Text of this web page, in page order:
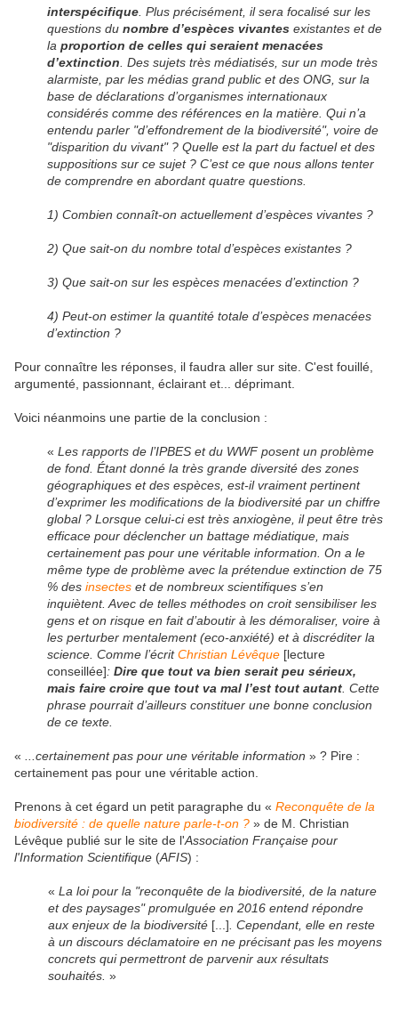
interspécifique . Plus précisément, il sera focalisé sur les
questions dunombre d’espèces vivantes existantes et de
laproportion de celles qui seraient menacées
d’extinction . Des sujets très médiatisés, sur un mode très
alarmiste, par les médias grand public et des ONG, sur la
base de déclarations d’organismes internationaux
considérés comme des références en la matière. Qui n’a
entendu parler "d’effondrement de la biodiversité", voire de
"disparition du vivant" ? Quelle est la part du factuel et des
suppositions sur ce sujet ? C’est ce que nous allons tenter
de comprendre en abordant quatre questions.
1) Combien connaît-on actuellement d’espèces vivantes ?
2) Que sait-on du nombre total d’espèces existantes ?
3) Que sait-on sur les espèces menacées d’extinction ?
4) Peut-on estimer la quantité totale d’espèces menacées
d’extinction ?
Pour connaître les réponses, il faudra aller sur site. C'est fouillé,
argumenté, passionnant, éclairant et... déprimant.
Voici néanmoins une partie de la conclusion :
«Les rapports de l’IPBES et du WWF posent un problème
de fond. Étant donné la très grande diversité des zones
géographiques et des espèces, est-il vraiment pertinent
d’exprimer les modifications de la biodiversité par un chiffre
global ? Lorsque celui-ci est très anxiogène, il peut être très
efficace pour déclencher un battage médiatique, mais
certainement pas pour une véritable information. On a le
même type de problème avec la prétendue extinction de 75
% desinsectes et de nombreux scientifiques s’en
inquiètent. Avec de telles méthodes on croit sensibiliser les
gens et on risque en fait d’aboutir à les démoraliser, voire à
les perturber mentalement (eco-anxiété) et à discréditer la
science. Comme l’écritChristian Lévêque [lecture
conseillée]:Dire que tout va bien serait peu sérieux,
mais faire croire que tout va mal l’est tout autant . Cette
phrase pourrait d’ailleurs constituer une bonne conclusion
de ce texte.
« ...certainement pas pour une véritable information » ? Pire :
certainement pas pour une véritable action.
Prenons à cet égard un petit paragraphe du « Reconquête de la
biodiversité : de quelle nature parle-t-on ? » de M. Christian
Lévêque publié sur le site de l'Association Française pour
l'Information Scientifique (AFIS) :
«La loi pour la "reconquête de la biodiversité, de la nature
et des paysages" promulguée en 2016 entend répondre
aux enjeux de la biodiversité [...] . Cependant, elle en reste
à un discours déclamatoire en ne précisant pas les moyens
concrets qui permettront de parvenir aux résultats
souhaités.»